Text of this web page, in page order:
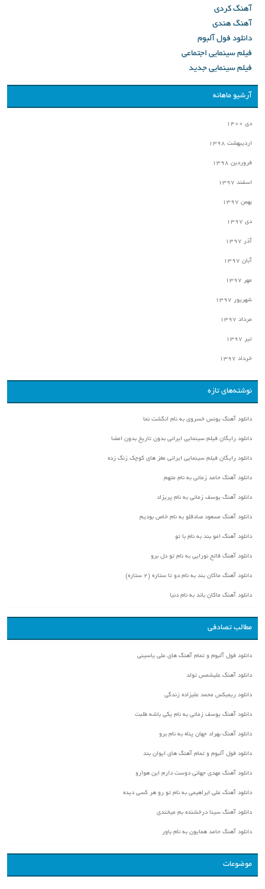
آهنگ کردی
آهنگ هندی
دانلود فول آلبوم
فیلم سینمایی اجتماعی
فیلم سینمایی جدید
آرشیو ماهانه
دی ۱۴۰۰
اردیبهشت ۱۳۹۸
فروردین ۱۳۹۸
اسفند ۱۳۹۷
بهمن ۱۳۹۷
دی ۱۳۹۷
آذر ۱۳۹۷
آبان ۱۳۹۷
مهر ۱۳۹۷
شهریور ۱۳۹۷
مرداد ۱۳۹۷
تیر ۱۳۹۷
خرداد ۱۳۹۷
نوشته‌های تازه
دانلود آهنگ یونس خسروی به نام انگشت نما
دانلود رایگان فیلم سینمایی ایرانی بدون تاریخ بدون امضا
دانلود رایگان فیلم سینمایی ایرانی مغز های کوچک زنگ زده
دانلود آهنگ حامد زمانی به نام متهم
دانلود آهنگ یوسف زمانی به نام پریزاد
دانلود آهنگ مسعود صادقلو به نام خاص بودیم
دانلود آهنگ امو بند به نام با تو
دانلود آهنگ فاتح نورایی به نام تو دل برو
دانلود آهنگ ماکان بند به نام دو تا ستاره (۲ ستاره)
دانلود آهنگ ماکان باند به نام دنیا
مطالب تصادفی
دانلود فول آلبوم و تمام آهنگ های علی یاسینی
دانلود آهنگ علیشمس تولد
دانلود ریمیکس محمد علیزاده زندگی
دانلود آهنگ یوسف زمانی به نام یکی باشه طلبت
دانلود آهنگ بهراد جهان پناه به نام برو
دانلود فول آلبوم و تمام آهنگ های ایوان بند
دانلود آهنگ مهدی جهانی دوست دارم این هوارو
دانلود آهنگ علی ابراهیمی به نام تو رو هر کسی دیده
دانلود آهنگ سینا درخشنده بم میخندی
دانلود آهنگ حامد همایون به نام باور
موضوعات